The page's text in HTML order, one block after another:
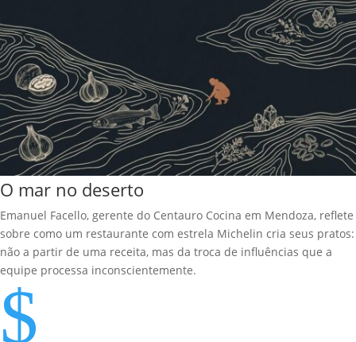
O mar no deserto
Emanuel Facello, gerente do Centauro Cocina em Mendoza, reflete
sobre como um restaurante com estrela Michelin cria seus pratos:
não a partir de uma receita, mas da troca de influências que a
equipe processa inconscientemente.
$